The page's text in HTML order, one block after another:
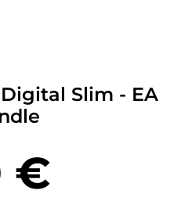
Slim - EA
€